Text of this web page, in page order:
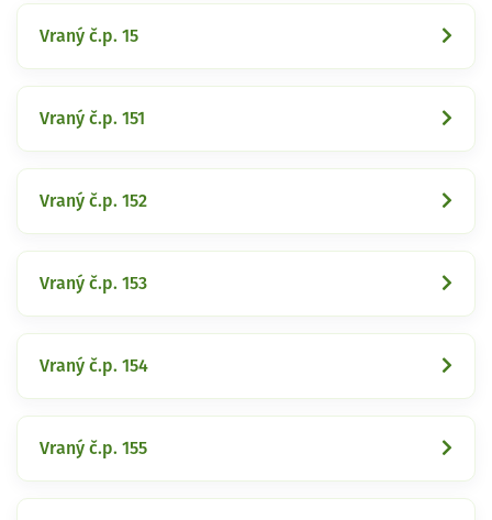
Vraný č.p. 15
Vraný č.p. 151
Vraný č.p. 152
Vraný č.p. 153
Vraný č.p. 154
Vraný č.p. 155